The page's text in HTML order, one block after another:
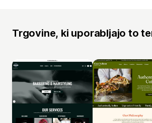
Trgovine, ki uporabljajo to